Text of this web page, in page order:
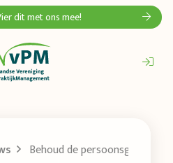
dit met ons mee!
Behoud de persoonsgerichte